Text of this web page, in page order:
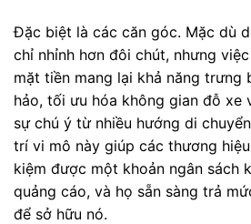
Đặc biệt là các căn góc. Mặc dù
chỉ nhỉnh hơn đôi chút, nhưng
mặt tiền mang lại khả năng trưng
hảo, tối ưu hóa không gian đỗ xe
sự chú ý từ nhiều hướng di
trí vi mô này giúp các thương
kiệm được một khoản ngân sách
quảng cáo, và họ sẵn sàng trả
để sở hữu nó.